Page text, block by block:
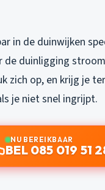
in de duinwijken
duinligging
zich op, en krijg je
je niet snel ingrijpt.
NU BEREIKBAAR
BEL 085 019 51